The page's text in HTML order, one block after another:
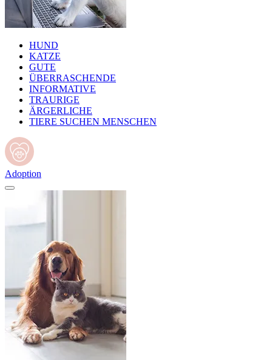
HUND
KATZE
GUTE
ÜBERRASCHENDE
INFORMATIVE
TRAURIGE
ÄRGERLICHE
TIERE SUCHEN MENSCHEN
Adoption